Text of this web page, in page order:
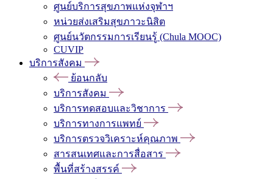
ศูนย์บริการสุขภาพแห่งจุฬาฯ
หน่วยส่งเสริมสุขภาวะนิสิต
ศูนย์นวัตกรรมการเรียนรู้ (Chula MOOC)
CUVIP
บริการสังคม
ย้อนกลับ
บริการสังคม
บริการทดสอบและวิชาการ
บริการทางการแพทย์
บริการตรวจวิเคราะห์คุณภาพ
สารสนเทศและการสื่อสาร
พื้นที่สร้างสรรค์